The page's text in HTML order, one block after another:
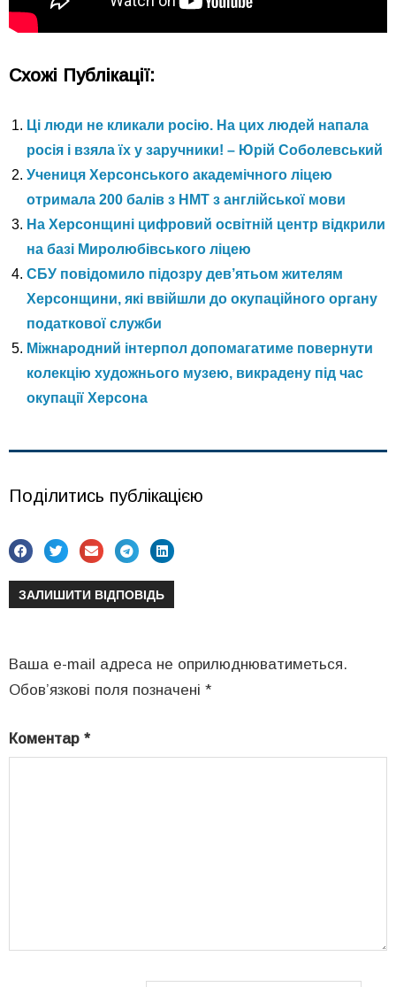
Схожі Публікації:
Ці люди не кликали росію. На цих людей напала
росія і взяла їх у заручники! – Юрій Соболевський
Учениця Херсонського академічного ліцею
отримала 200 балів з НМТ з англійської мови
На Херсонщині цифровий освітній центр відкрили
на базі Миролюбівського ліцею
СБУ повідомило підозру дев’ятьом жителям
Херсонщини, які ввійшли до окупаційного органу
податкової служби
Міжнародний інтерпол допомагатиме повернути
колекцію художнього музею, викрадену під час
окупації Херсона
Поділитись публікацією
ЗАЛИШИТИ ВІДПОВІДЬ
Ваша e-mail адреса не оприлюднюватиметься.
Обов’язкові поля позначені *
Коментар *